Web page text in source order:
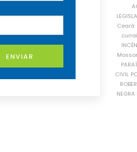
ENVIAR
Ceará
CIVIL
NEGRA